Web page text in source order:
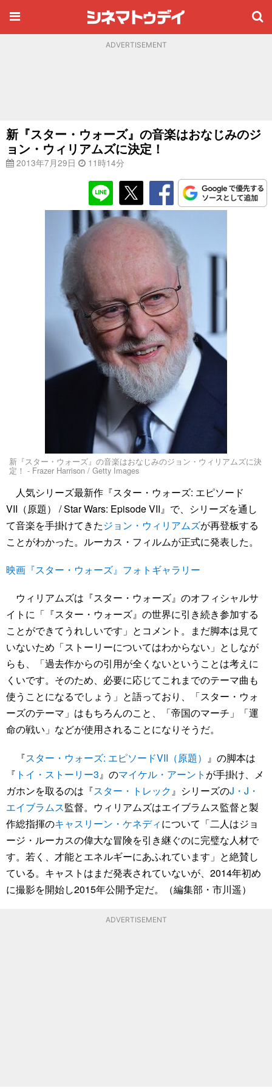
ADVERTISEMENT
新『スター・ウォーズ』の音楽はおなじみのジ
ョン・ウィリアムズに決定！
2013年7月29日 11時14分
新『スター・ウォーズ』の音楽はおなじみのジョン・ウィリアムズに決
定！ - Frazer Harrison / Getty Images
人気シリーズ最新作『スター・ウォーズ: エピソード
VII（原題） / Star Wars: Episode VII』で、シリーズを通し
て音楽を手掛けてきたジョン・ウィリアムズが再登板する
ことがわかった。ルーカス・フィルムが正式に発表した。
映画『スター・ウォーズ』フォトギャラリー
ウィリアムズは『スター・ウォーズ』のオフィシャルサ
イトに「『スター・ウォーズ』の世界に引き続き参加する
ことができてうれしいです」とコメント。まだ脚本は見て
いないため「ストーリーについてはわからない」としなが
らも、「過去作からの引用が全くないということは考えに
くいです。そのため、必要に応じてこれまでのテーマ曲も
使うことになるでしょう」と語っており、「スター・ウォ
ーズのテーマ」はもちろんのこと、「帝国のマーチ」「運
命の戦い」などが使用されることになりそうだ。
『スター・ウォーズ: エピソードVII（原題）
』の脚本は
『 トイ・ストーリー3 』のマイケル・アーント が手掛け、メ
ガホンを取るのは『スター・トレック 』シリーズのJ・J・
エイブラムス監督。ウィリアムズはエイブラムス監督と製
作総指揮のキャスリーン・ケネディについて「二人はジョ
ージ・ルーカスの偉大な冒険を引き継ぐのに完璧な人材で
す。若く、才能とエネルギーにあふれています」と絶賛し
ている。キャストはまだ発表されていないが、2014年初め
に撮影を開始し2015年公開予定だ。（編集部・市川遥）
ADVERTISEMENT